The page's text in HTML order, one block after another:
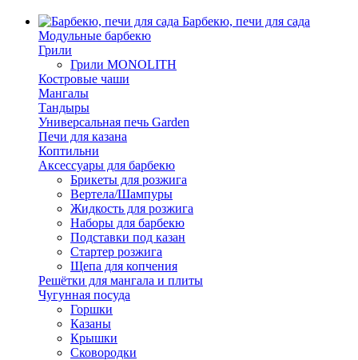
Барбекю, печи для сада
Модульные барбекю
Грили
Грили MONOLITH
Костровые чаши
Мангалы
Тандыры
Универсальная печь Garden
Печи для казана
Коптильни
Аксессуары для барбекю
Брикеты для розжига
Вертела/Шампуры
Жидкость для розжига
Наборы для барбекю
Подставки под казан
Стартер розжига
Щепа для копчения
Решётки для мангала и плиты
Чугунная посуда
Горшки
Казаны
Крышки
Сковородки